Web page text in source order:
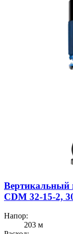
Вертикальный
CDM 32-15-2,
Напор:
203 м